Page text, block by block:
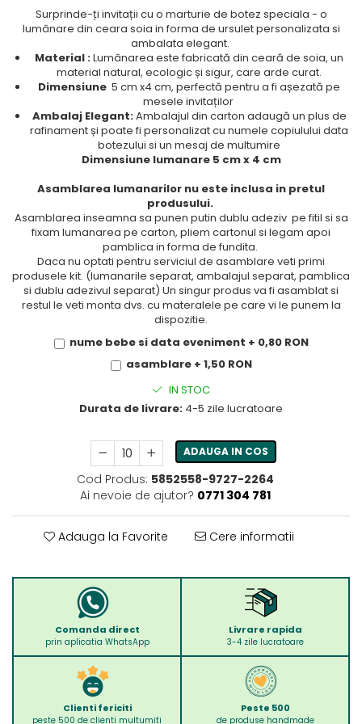
Surprinde-ți invitații cu o marturie de botez speciala - o
lumânare din ceara soia in forma de ursulet personalizata si
ambalata elegant.
Material :Lumânarea este fabricată din ceară de soia, un
material natural, ecologic și sigur, care arde curat.
Dimensiune 5 cm x4 cm, perfectă pentru a fi așezată pe
mesele invitaților
Ambalaj Elegant:Ambalajul din carton adaugă un plus de
rafinament și poate fi personalizat cu numele copiulului data
botezului si un mesaj de multumire
Dimensiune lumanare 5 cm x 4 cm
Asamblarea lumanarilor nu este inclusa in pretul
produsului.
Asamblarea inseamna sa punen putin dublu adeziv pe fitil si sa
fixam lumanarea pe carton, pliem cartonul si legam apoi
pamblica in forma de fundita.
Daca nu optati pentru serviciul de asamblare veti primi
produsele kit. (lumanarile separat, ambalajul separat, pamblica
si dublu adezivul separat) Un singur produs va fi asamblat si
restul le veti monta dvs. cu materalele pe care vi le punem la
dispozitie.
nume bebe si data eveniment + 0,80 RON
asamblare + 1,50 RON
IN STOC
Durata de livrare: 4-5 zile lucratoare
ADAUGA IN COS
Cod Produs: 5852558-9727-2264
Ai nevoie de ajutor? 0771 304 781
Adauga la Favorite Cere informatii
Comanda direct
prin aplicatia WhatsApp
Livrare rapida
3-4 zile lucratoare
Clienti fericiti
peste 500 de clienti multumiti
Peste 500
de produse handmade